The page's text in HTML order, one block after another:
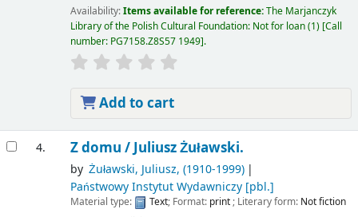
Availability:Items available for reference:The Marjanczyk
Library of the Polish Cultural Foundation: Not for loan(1) Call
number: PG7158.Z8S57 1949 .
Add to cart
4. Z domu /Juliusz Żuławski.
by Żuławski, Juliusz, (1910-1999)
Państwowy Instytut Wydawniczy[pbl.]
Material type: Text; Format: print; Literary form: Not fiction